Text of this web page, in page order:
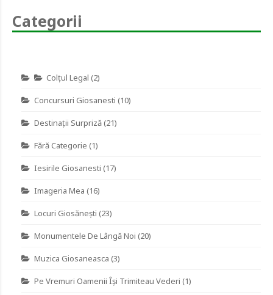
Categorii
Colţul Legal (2)
Concursuri Giosanesti (10)
Destinaţii Surpriză(21)
Fără Categorie (1)
Iesirile Giosanesti (17)
Imageria Mea (16)
Locuri Giosănești (23)
Monumentele De Lângă Noi (20)
Muzica Giosaneasca (3)
Pe Vremuri Oamenii Îşi Trimiteau Vederi (1)